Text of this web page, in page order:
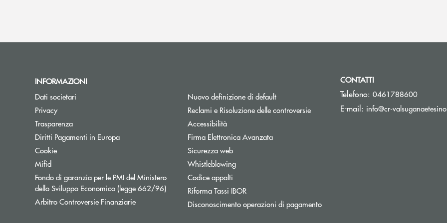
INFORMAZIONI
Dati societari
Privacy
Trasparenza
Diritti Pagamenti in EuropaApre una nuova finestra
Cookie
Mifid
Fondo di garanzia per le PMI del Ministero
dello Sviluppo Economico (legge 662/96)Apre una nuova finestra
Arbitro Controversie FinanziarieApre una nuova finestra
Nuovo definizione di default
Reclami e Risoluzione delle controversie
Accessibilità
Firma Elettronica Avanzata
Sicurezza web
Whistleblowing
Codice appalti
Riforma Tassi IBORApre una nuova finestra
Disconoscimento operazioni di pagamento
CONTATTI
Telefono: 0461788600
E-mail: info@cr-